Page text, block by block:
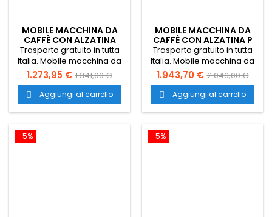
MOBILE MACCHINA DA
CAFFÈ CON ALZATINA
PORTE A BATTENTE E
CASSETTI
Trasporto gratuito in tutta
Italia. Mobile macchina da
caffè con alzatina, porte a
battente, cassetto
battifondo e cassetto di
servizio. Dimensioni del
mobile 1200x700x1100 mm.
1.273,95 € 1.341,00 €
 Aggiungi al carrello
MOBILE MACCHINA DA
CAFFÈ CON ALZATINA P
600
Trasporto gratuito in tutta
Italia. Mobile macchina da
caffè con alzatina. Dotato
di porte a battente,
tramoggia battifondi,
tramoggia rifiuti e doppio
cassetto di servizio.
1.943,70 € 2.046,00 €
 Aggiungi al carrello
-5% -5%